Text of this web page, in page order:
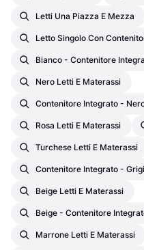
Letti Una Piazza E Mezza
Letto Singolo Con
Bianco - Contenitore
Nero Letti E Materassi
Contenitore Integrato -
Rosa Letti E Materassi
Turchese Letti E Materassi
Contenitore Integrato -
Beige Letti E Materassi
Beige - Contenitore
Marrone Letti E Materassi